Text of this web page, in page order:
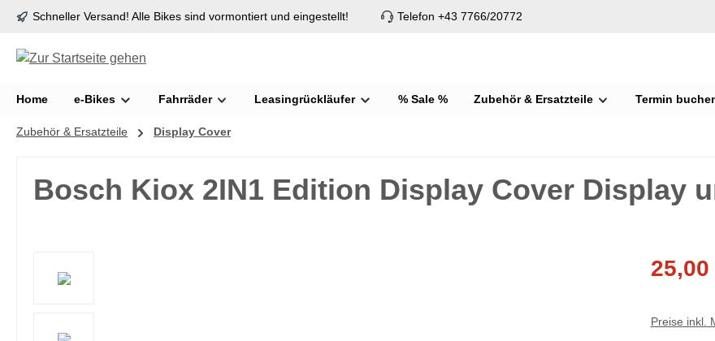
Zur Hauptnavigation springen
Schneller Versand! Alle Bikes sind vormontiert und eingestellt! Telefon +43 7766/20772
Home e-Bikes Fahrräder Leasingrückläufer % Sale % Zubehör & Ersatzteile Termin
Zubehör & Ersatzteile Display Cover
Bosch Kiox 2IN1 Edition Display Cover Display
25,00
Preise inkl.